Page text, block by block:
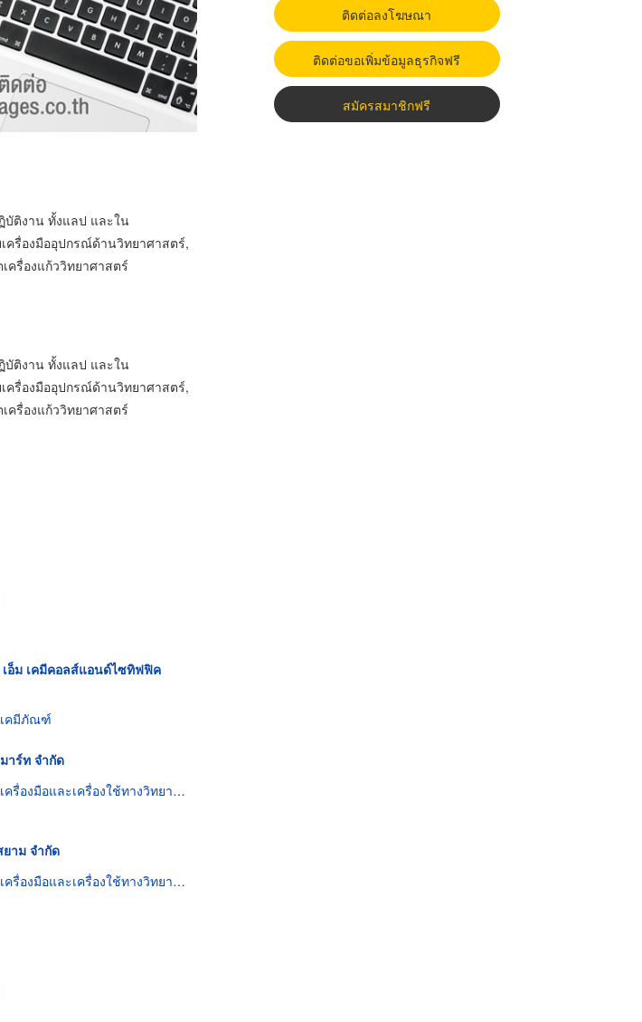
บัติงาน ทั้งแลป และใน
ครื่องมืออุปกรณ์ด้านวิทยาศาสตร์,
ครื่องแก้ววิทยาศาสตร์
บัติงาน ทั้งแลป และใน
ครื่องมืออุปกรณ์ด้านวิทยาศาสตร์,
ครื่องแก้ววิทยาศาสตร์
เอ็ม เคมีคอลส์แอนด์ไซทิฟฟิค
เคมีภัณฑ์
าร์ท จำกัด
เครื่องมือและเครื่องใช้ทางวิทยาศาสตร์
าม จำกัด
เครื่องมือและเครื่องใช้ทางวิทยาศาสตร์
ติดต่อลงโฆษณา
ติดต่อขอเพิ่มข้อมูลธุรกิจฟรี
สมัครสมาชิกฟรี